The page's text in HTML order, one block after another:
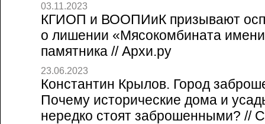
03.11.2023
КГИОП и ВООПИиК призывают
о лишении «Мясокомбината
памятника // Архи.ру
23.06.2023
Константин Крылов. Город
Почему исторические дома и
нередко стоят заброшенными? //